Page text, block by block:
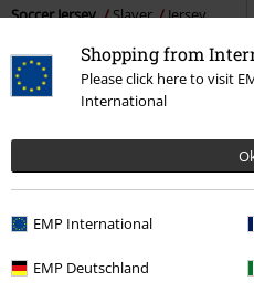
Shopping from
Please click here to visit
International
EMP International
EMP Deutschland
Soccer Jersey Slayer Jersey